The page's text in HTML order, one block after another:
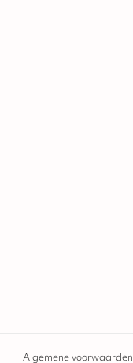
Algemene voorwaarden